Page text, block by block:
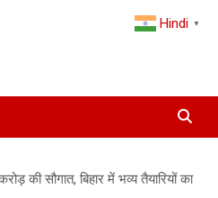
& Breaking
Media
की सौगात, बिहार में भव्य तैयारियों का
Hindi ▼